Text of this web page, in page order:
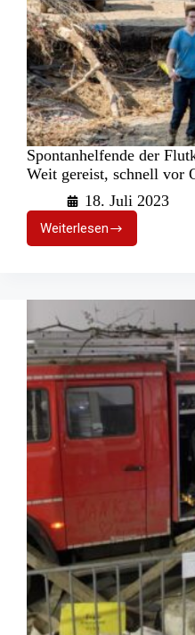
Spontanhelfende der
Weit gereist, schnell vor
18. Juli 2023
WeiterlesenSpontanhelfende
der
Weit
gereist,
schnell
vor
Ort